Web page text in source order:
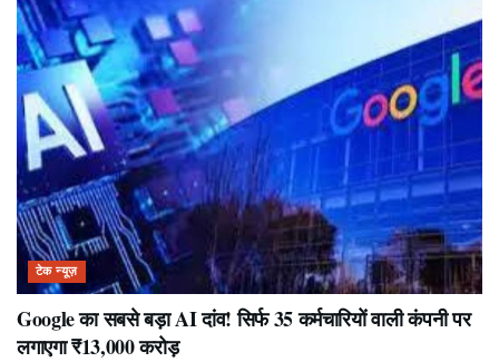
टेक न्यूज़
Google का सबसे बड़ा AI दांव! सिर्फ 35 कर्मचारियों वाली कंपनी पर
लगाएगा ₹13,000 करोड़